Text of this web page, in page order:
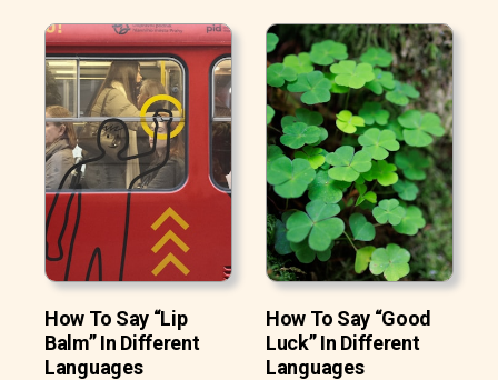
How To Say “Lip
Balm” In Different
Languages
How To Say “Good
Luck” In Different
Languages